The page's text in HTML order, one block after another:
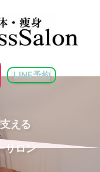
LINE予約
える
サロン